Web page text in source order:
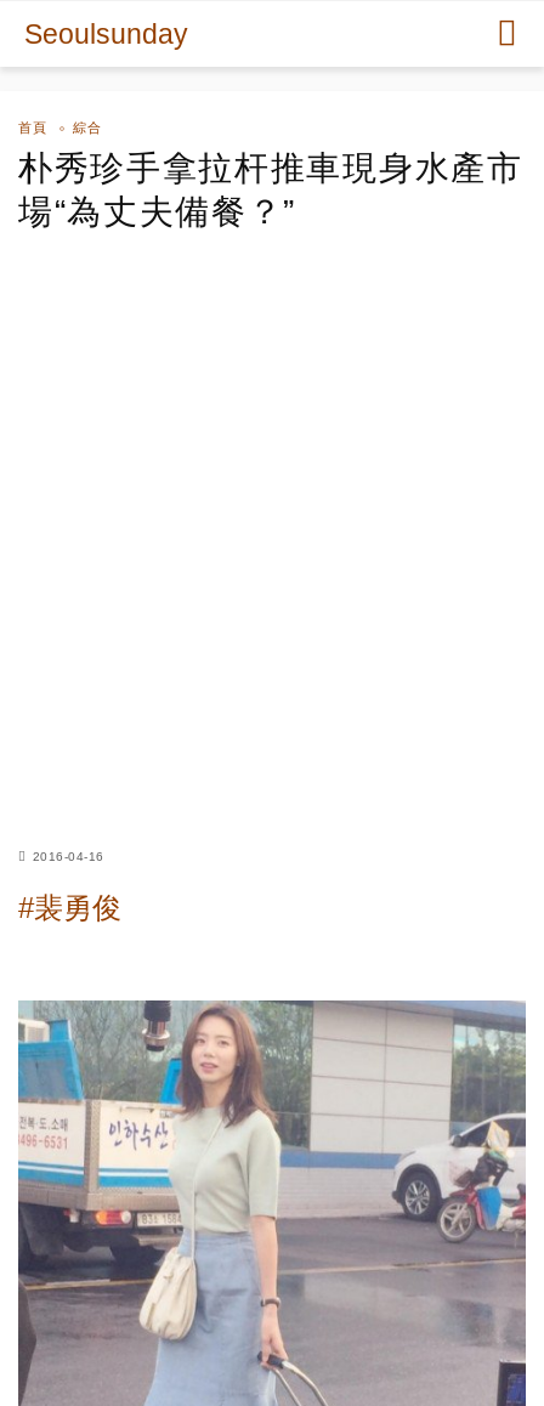
Seoulsunday
首頁 綜合
朴秀珍手拿拉杆推車現身水產市
場“為丈夫備餐？”
2016-04-16
#裴勇俊